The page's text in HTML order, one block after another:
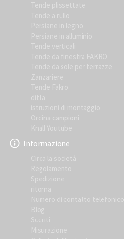
Tende plissettate
Tende a rullo
Persiane in legno
Persiane in alluminio
Tende verticali
Tende da finestra FAKRO
Tende da sole per terrazze
Zanzariere
Tende Fakro
ditta
istruzioni di montaggio
Ordina campioni
Knall Youtube
Informazione
Circa la società
Regolamento
Spedizione
ritorna
Numero di contatto telefonico
Blog
Sconti
Misurazione